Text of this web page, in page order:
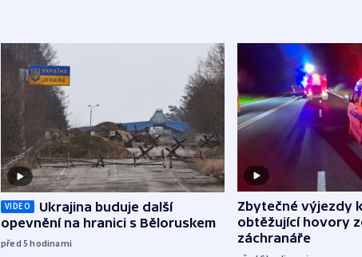
VIDEO
Ukrajina buduje další
opevnění na hranici s Běloruskem
před 5hodinami
Zbytečné výjezdy
obtěžující hovory
záchranáře